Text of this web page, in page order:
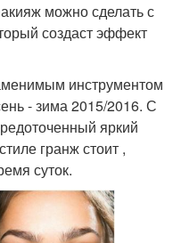
можно сделать с
создаст эффект
инструментом
- зима 2015/2016. С
яркий
гранж стоит ,
суток.